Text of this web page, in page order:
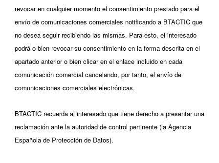
revocar en cualquier momento el consentimiento prestado para el
envío de comunicaciones comerciales notificando a BTACTIC que
no desea seguir recibiendo las mismas. Para esto, el interesado
podrá o bien revocar su consentimiento en la forma descrita en el
apartado anterior o bien clicar en el enlace incluido en cada
comunicación comercial cancelando, por tanto, el envío de
comunicaciones comerciales electrónicas.
BTACTIC recuerda al interesado que tiene derecho a presentar una
reclamación ante la autoridad de control pertinente (la Agencia
Española de Protección de Datos).